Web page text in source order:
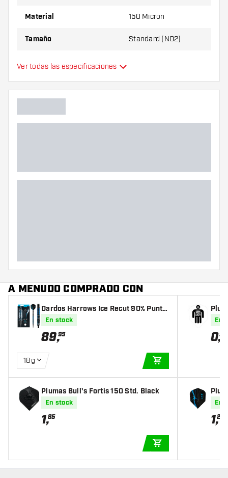
Material 150 Micron
Tamaño Standard (NO2)
Tipo
Flexibilidad
Ver todas las especificaciones
A MENUDO COMPRADO CON
Dardos Harrows Ice Recut 90% Punta
de Plástico
En stock
89,95
18g
Plumas Bull's Fortis 150 Std. Black
En stock
1,85
En
0,95
En
1,20